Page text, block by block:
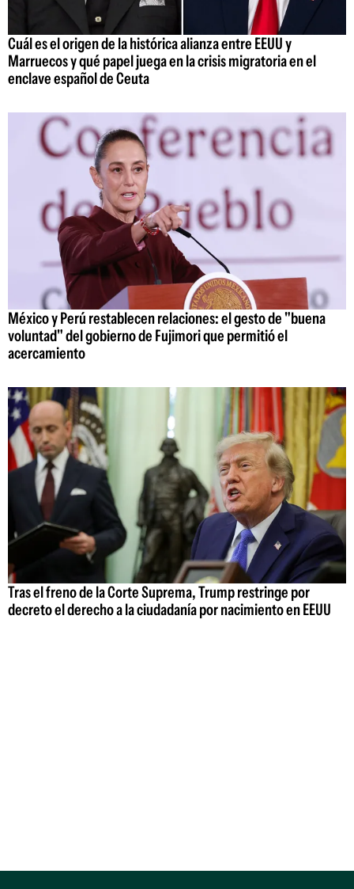
Cuál es el origen de la histórica alianza entre EEUU y
Marruecos y qué papel juega en la crisis migratoria en el
enclave español de Ceuta
México y Perú restablecen relaciones: el gesto de "buena
voluntad" del gobierno de Fujimori que permitió el
acercamiento
Tras el freno de la Corte Suprema, Trump restringe por
decreto el derecho a la ciudadanía por nacimiento en EEUU